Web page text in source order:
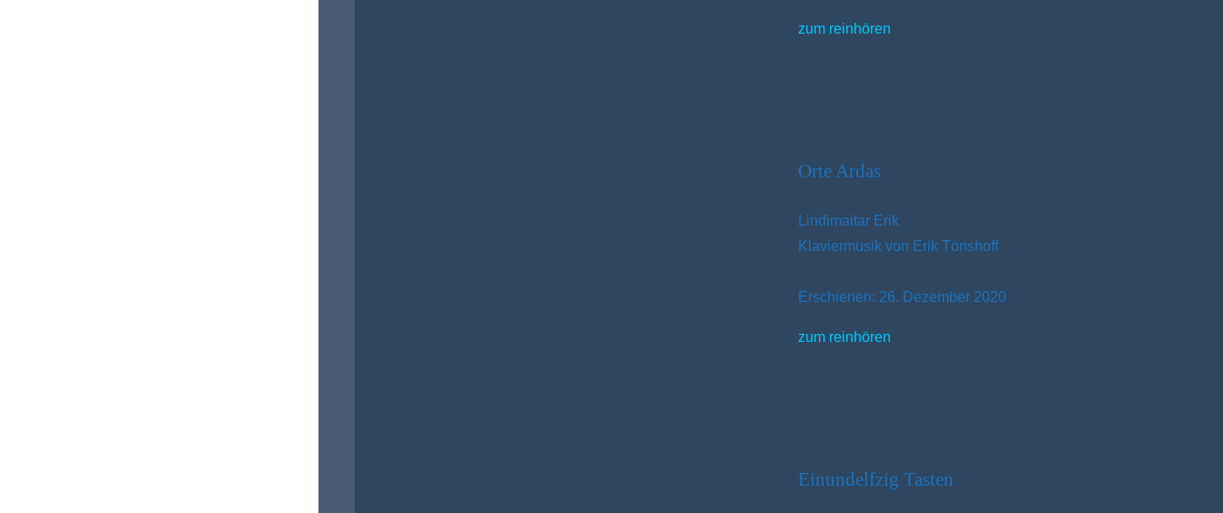
zum reinhören
Orte Ardas
Lindimaitar Erik
Klaviermusik von Erik Tönshoff
Erschienen: 26. Dezember 2020
zum reinhören
Einundelfzig Tasten